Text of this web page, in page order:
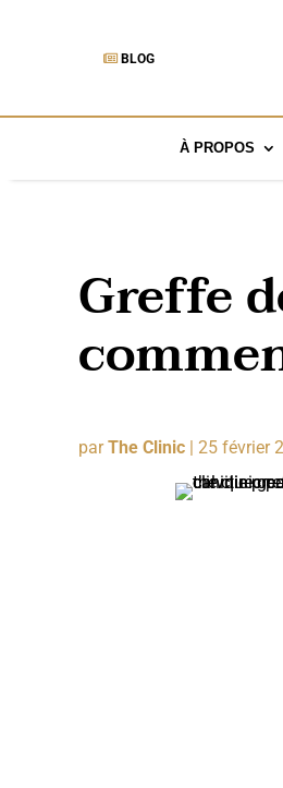
BLOG
À PROPOS
Greffe
parThe Clinic | 25 février